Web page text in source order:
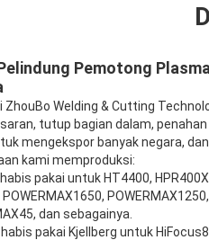
Pemotong
ZhouBo Welding & Cutting
tutup bagian dalam,
mengekspor banyak negara,
kami memproduksi:
pakai untuk HT4400,
dan sebagainya.
pakai Kjellberg untuk